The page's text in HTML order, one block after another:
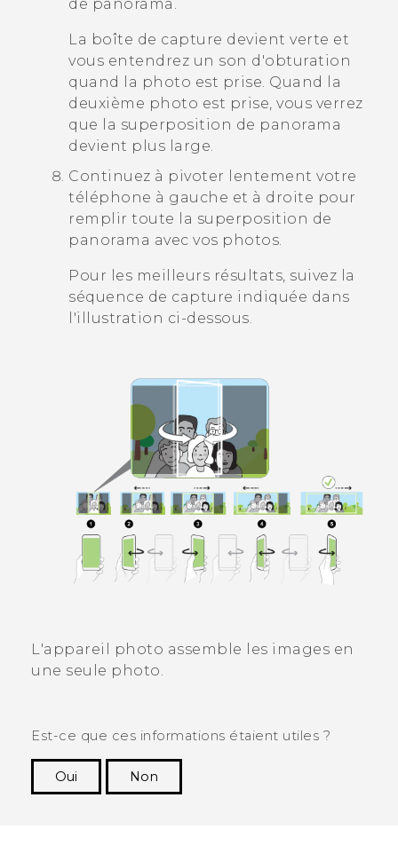
de panorama.
La boîte de capture devient verte et
vous entendrez un son d'obturation
quand la photo est prise. Quand la
deuxième photo est prise, vous verrez
que la superposition de panorama
devient plus large.
Continuez à pivoter lentement votre
téléphone à gauche et à droite pour
remplir toute la superposition de
panorama avec vos photos.
Pour les meilleurs résultats, suivez la
séquence de capture indiquée dans
l'illustration ci-dessous.
L'appareil photo assemble les images en
une seule photo.
Est-ce que ces informations étaient utiles ?
Oui
Non